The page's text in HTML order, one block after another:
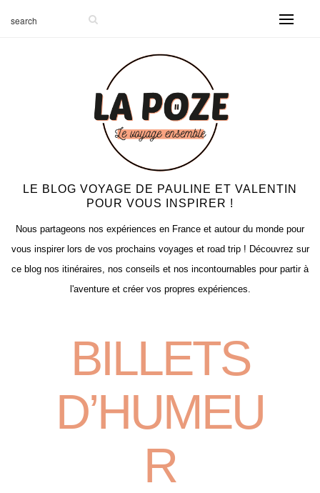
LE BLOG VOYAGE DE PAULINE ET VALENTIN
POUR VOUS INSPIRER !
Nous partageons nos expériences en France et autour du monde pour
vous inspirer lors de vos prochains voyages et road trip ! Découvrez sur
ce blog nos itinéraires, nos conseils et nos incontournables pour partir à
l'aventure et créer vos propres expériences.
BILLETS
D’HUMEU
R